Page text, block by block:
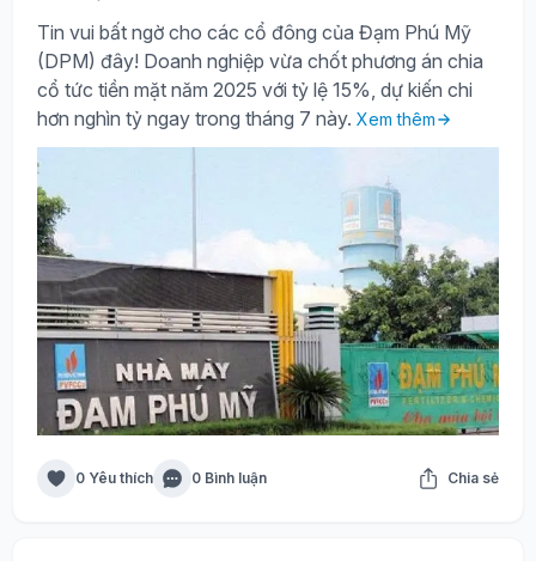
Tin vui bất ngờ cho các cổ đông của Đạm Phú Mỹ
(DPM) đây! Doanh nghiệp vừa chốt phương án chia
cổ tức tiền mặt năm 2025 với tỷ lệ 15%, dự kiến chi
hơn nghìn tỷ ngay trong tháng 7 này. Xem thêm
0 Yêu thích 0 Bình luận Chia sẻ